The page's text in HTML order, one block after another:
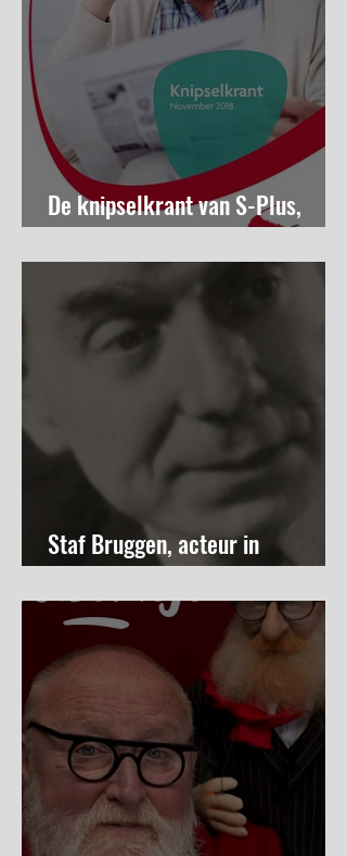
De knipselkrant van S-Plus,
november 2018
Staf Bruggen, acteur in
Vlaanderen